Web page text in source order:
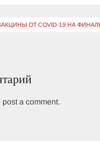
ОТ COVID-19 НА
a comment.